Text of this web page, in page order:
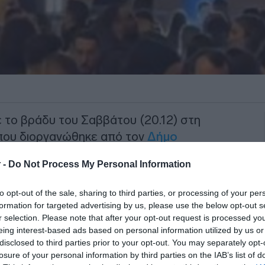
- Do Not Process My Personal Information
opt-out of the sale, sharing to third parties, or processing of your
for targeted advertising by us, please use the below opt-out
selection. Please note that after your opt-out request is processed
interest-based ads based on personal information utilized by us
to third parties prior to your opt-out. You may separately
of your personal information by third parties on the IAB’s list of
το βράδυ του Σαββάτου (20.12) στη
διοργανώθηκε από τον Δήμο
διοργάνωσης και τις σχετικές
η εκδήλωση επρόκειτο να
Ανδρέα. Ωστόσο, όπως προκύπτει από
από παρευρισκόμενους στα social
στα σκαλιά του Ιερού Ναού Αγίου